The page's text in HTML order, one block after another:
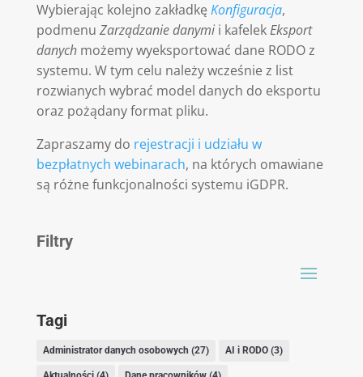
Wybierając kolejno zakładkę Konfiguracja,
podmenu Zarządzaniedanymii kafelekEksport
danychmożemy wyeksportować dane RODO z
systemu. W tym celu należy wcześnie z list
rozwianych wybrać model danych do eksportu
oraz pożądany format pliku.
Zapraszamy do rejestracji i udziału w
bezpłatnych webinarach, na których omawiane
są różne funkcjonalności systemu iGDPR.
Filtry
Tagi
Administrator danych osobowych (27) AI i RODO(3)